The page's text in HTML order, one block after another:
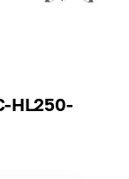
НL250-